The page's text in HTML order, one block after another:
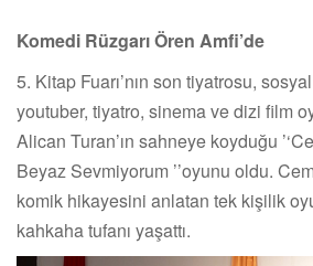
Komedi Rüzgarı Ören Amfi’de
5. Kitap Fuarı’nın son tiyatrosu,
youtuber, tiyatro, sinema ve dizi film
Alican Turan’ın sahneye koyduğu ‘’
Beyaz Sevmiyorum ’’oyunu oldu.
komik hikayesini anlatan tek kişilik
kahkaha tufanı yaşattı.